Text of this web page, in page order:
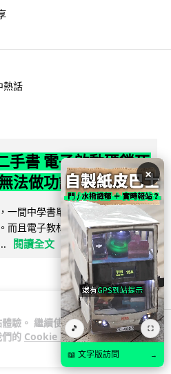
驗。 繼續使用
的 Cookie 政
熱話
手書 電子啟動碼鎖死
法做功課
一間中學書單價錢按年加 14.7%
而且電子教材啟動碼這項設計，
閱讀全文
×
🎵 ⛶
📖 文字版訪問 →